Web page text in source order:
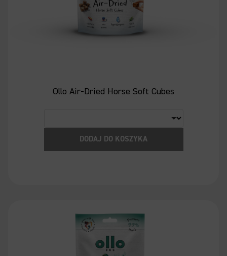
Ollo Air-Dried Horse Soft Cubes
DODAJ DO KOSZYKA